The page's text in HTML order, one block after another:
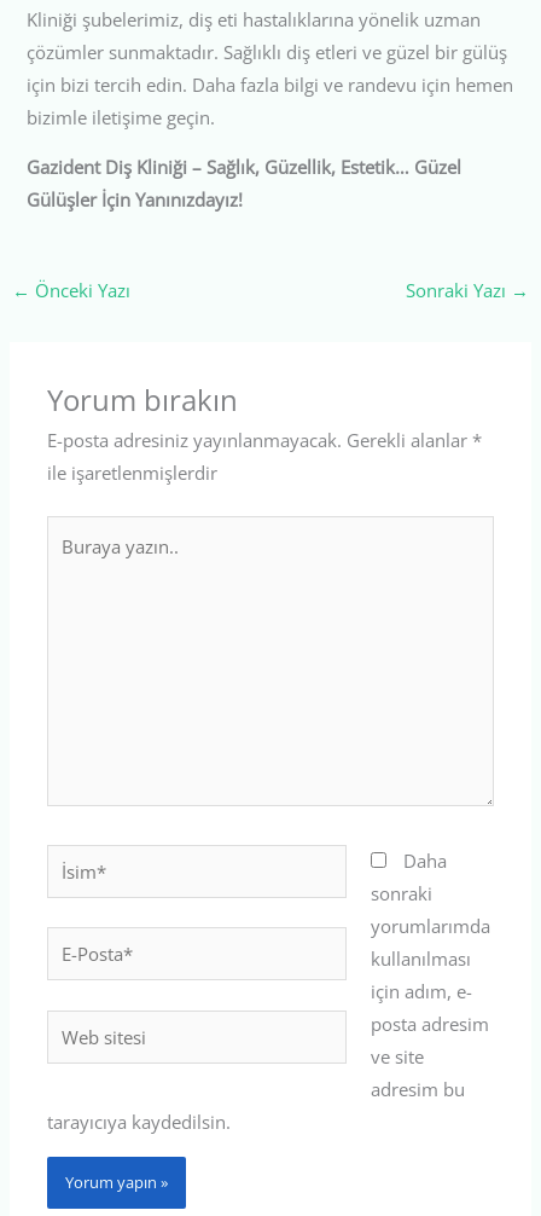
Kliniği şubelerimiz, diş eti hastalıklarına yönelik uzman
çözümler sunmaktadır. Sağlıklı diş etleri ve güzel bir gülüş
için bizi tercih edin. Daha fazla bilgi ve randevu için hemen
bizimle iletişime geçin.
Gazident Diş Kliniği – Sağlık, Güzellik, Estetik… Güzel
Gülüşler İçin Yanınızdayız!
← Önceki Yazı Sonraki Yazı →
Yorum bırakın
E-posta adresiniz yayınlanmayacak. Gerekli alanlar *
ile işaretlenmişlerdir
İsim*
Posta*
sitesi
Daha
sonraki
yorumlarımda
kullanılması
için adım, e-
posta adresim
ve site
adresim bu
tarayıcıya kaydedilsin.